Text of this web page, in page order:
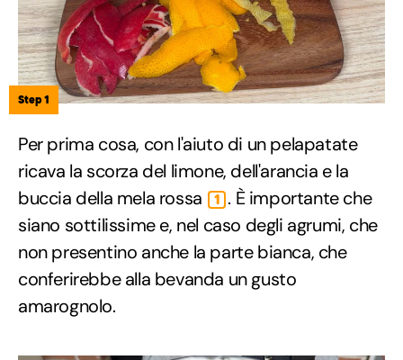
Step 1
Per prima cosa, con l'aiuto di un pelapatate
ricava la scorza del limone, dell'arancia e la
buccia della mela rossa
1 . È importante che
siano sottilissime e, nel caso degli agrumi, che
non presentino anche la parte bianca, che
conferirebbe alla bevanda un gusto
amarognolo.